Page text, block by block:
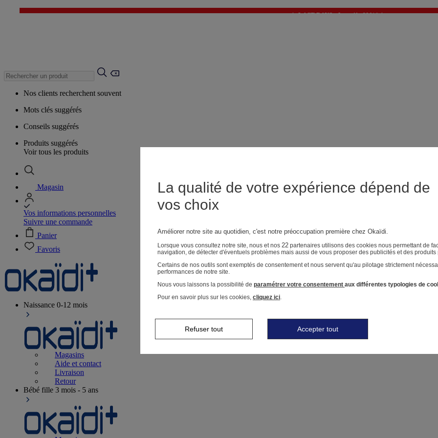
✨ LAST DAYS : Jusqu'à -60%* ✨
Nos clients recherchent souvent
Mots clés suggérés
Conseils suggérés
Produits suggérés
Voir tous les produits
Magasin
Vos informations personnelles
Suivre une commande
Panier
Favoris
Naissance 0-12 mois
Magasins
Aide et contact
Livraison
Retour
Bébé fille 3 mois - 5 ans
La qualité de votre expérience dépend de
vos choix
Améliorer notre site au quotidien, c'est notre préoccupation première chez Okaïdi.
Lorsque vous consultez notre site, nous et nos 22 partenaires utilisons des cookies nous permettant de
navigation, de détecter d'éventuels problèmes mais aussi de vous proposer des publicités et des
Certains de nos outils sont exemptés de consentement et nous servent qu'au pilotage strictement
performances de notre site.
Nous vous laissons la possibilité de paramétrer votre consentement aux différentes typologies de
Pour en savoir plus sur les cookies, cliquez ici.
Refuser tout Accepter tout